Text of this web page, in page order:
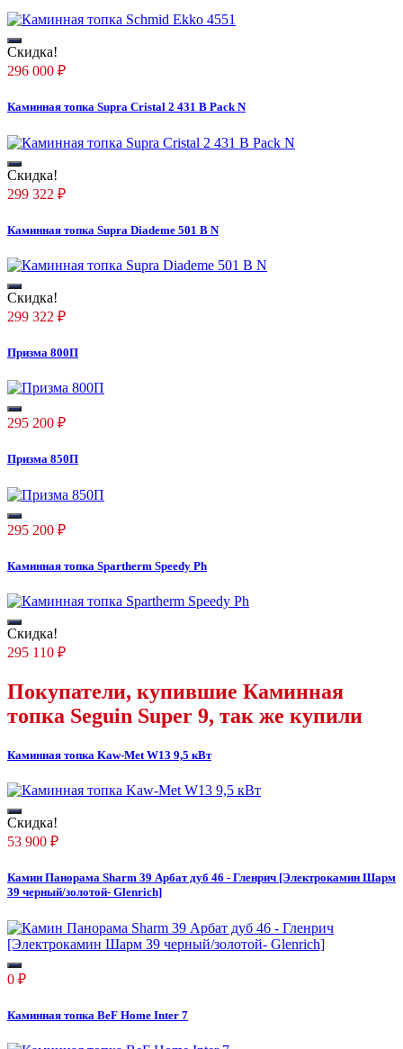
Скидка!
296 000 ₽
Каминная топка Supra Cristal 2 431 B Pack N
Скидка!
299 322 ₽
Каминная топка Supra Diademe 501 B N
Скидка!
299 322 ₽
Призма 800П
295 200 ₽
Призма 850П
295 200 ₽
Каминная топка Spartherm Speedy Ph
Скидка!
295 110 ₽
Покупатели, купившие Каминная
топка Seguin Super 9, так же купили
Каминная топка Kaw-Met W13 9,5 кВт
Скидка!
53 900 ₽
Камин Панорама Sharm 39 Арбат дуб 46 - Гленрич [Электрокамин Шарм
39 черный/золотой- Glenrich]
0 ₽
Каминная топка BeF Home Inter 7